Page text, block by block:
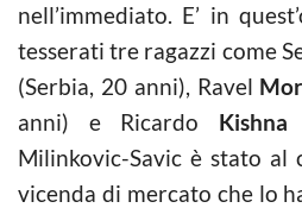
nell’immediato. E’ in
tesserati tre ragazzi come
(Serbia, 20 anni), Ravel
anni) e Ricardo Kishna
Milinkovic-Savic è stato al
vicenda di mercato che lo